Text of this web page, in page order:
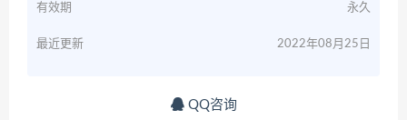
有效期 永久
最近更新 2022年08月25日
QQ咨询